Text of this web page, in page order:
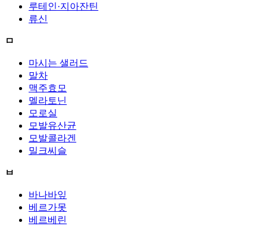
루테인·지아잔틴
류신
ㅁ
마시는 샐러드
말차
맥주효모
멜라토닌
모로실
모발유산균
모발콜라겐
밀크씨슬
ㅂ
바나바잎
베르가못
베르베린